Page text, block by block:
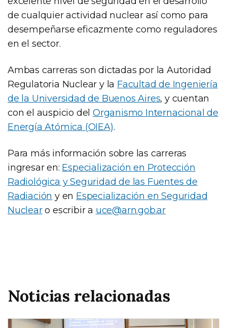
de cualquier actividad nuclear así como para
desempeñarse eficazmente como reguladores
en el sector.
Ambas carreras son dictadas por la Autoridad
Regulatoria Nuclear y la Facultad de Ingeniería
de la Universidad de Buenos Aires, y cuentan
con el auspicio delOrganismo Internacional de
Energía Atómica (OIEA).
Para más información sobre las carreras
ingresar en: Especialización en Protección
Radiológica y Seguridad de las Fuentes de
Radiación y en Especialización en Seguridad
Nuclearo escribir a uce@arn.gob.ar
Noticias relacionadas